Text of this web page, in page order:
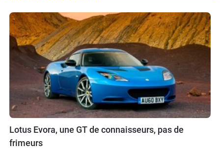
Lotus Evora, une GT de connaisseurs, pas de
frimeurs